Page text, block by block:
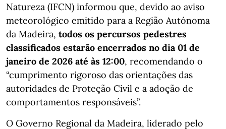
Natureza (IFCN) informou que, devido ao aviso
meteorológico emitido para a Região Autónoma
da Madeira, todos os percursos pedestres
classificados estarão encerrados no dia 01 de
janeiro de 2026 até às 12:00, recomendando o
“cumprimento rigoroso das orientações das
autoridades de Proteção Civil e a adoção de
comportamentos responsáveis”.
O Governo Regional da Madeira, liderado pelo